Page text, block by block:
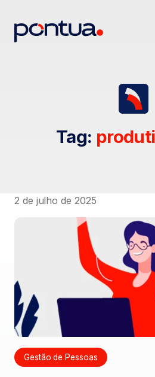
Tag:
2 de julho de 2025
Gestão de Pessoas